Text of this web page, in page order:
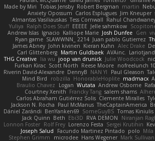
Made by Miri Tobias Jensby Robert Bergman martin
Anxiety Opossum Carlos Esplugues Jim Kneuper
Almantas Vasiliauskas Tess Cornwall Rahul
Yuliya Ralph Does Stuff EEEEE Jelle sahmkow
Andrew Islas Ignacio Kalliope Marie Josh Dunfee Gen
Ryan game SLAWWNN_ 2214 Juan pablo Gutierrez
James Abney John kivinen Kieran Kuhn Alec Drake
Carl Glittenberg Martin Guldbaek AVAinc.
THG Creative lia wu joop van drunick Julie Woodcock
Furkan Kirac Scott North Reese Moore nofreelunch
Riverin David-Alexandre DennyB NAN YI Paul Gleason
Mind Bird
robzilla HonorableHoplite madmacx
Braulio Chavez
Logan Wutata Andrew Osborne
Courtney Xenith Francky Tang salem shams
Carlos Abraham Gutiérrez Solis Clemente Miralles
Jackson N. Rocha Paul McManus TheCaptainAmerica
Dániel Zarándi BenYanken69 SomeGuyBS Tomas Kiniulis
Jack Quinn Beth Ebi3D RVA DEMON Niranjan
Lonnon Foster Rolf Frey Lorenzo Festa Sergei Krutihin
Joseph Salud
Facundo Martinez Pintado polo Mila
Stephen Grimm
microdee Hans Wegener Mark Sullivan